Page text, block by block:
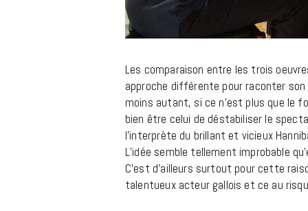
Les comparaison entre les trois
approche différente pour raconter
moins autant, si ce n’est plus que le
bien être celui de déstabiliser le
l’interprète du brillant et vicieux
L’idée semble tellement improbable
C’est d’ailleurs surtout pour cette
talentueux acteur gallois et ce au